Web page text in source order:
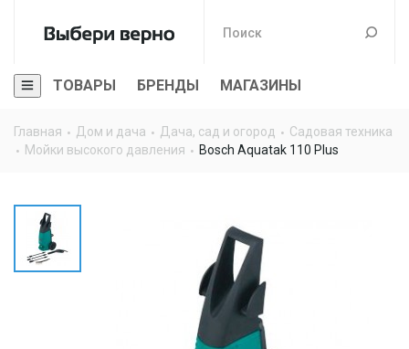
ТОВАРЫ БРЕНДЫ МАГАЗИНЫ
Главная Дом и дача Дача, сад и огород
Садовая техника
Мойки высокого давления
Bosch Aquatak 110 Plus